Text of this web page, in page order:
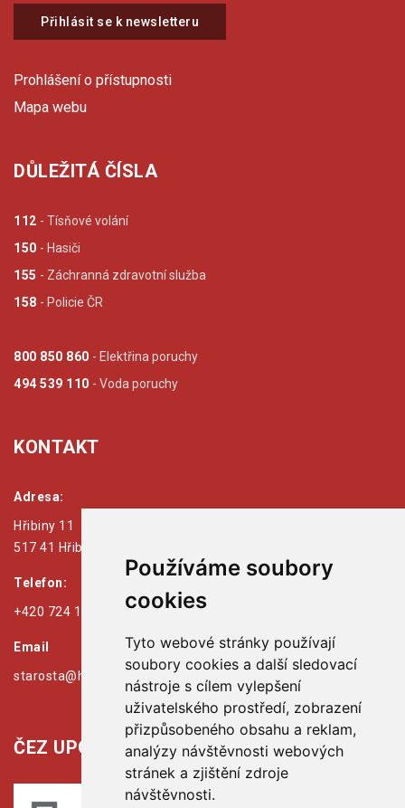
Používáme soubory
cookies
Tyto webové stránky používají
soubory cookies a další sledovací
nástroje s cílem vylepšení
uživatelského prostředí, zobrazení
přizpůsobeného obsahu a reklam,
analýzy návštěvnosti webových
stránek a zjištění zdroje
návštěvnosti.
Přihlásit se k newsletteru
Prohlášení o přístupnosti
Mapa webu
DŮLEŽITÁ ČÍSLA
112 - Tísňové volání
150 - Hasiči
155 - Záchranná zdravotní služba
158 - Policie ČR
800 850 860 - Elektřina poruchy
494 539 110 - Voda poruchy
KONTAKT
Adresa:
Hřibiny 11
517 41 Hřibiny - Ledská
Telefon:
+420 724 179 125
Email
starosta@hribiny-ledska.cz
ČEZ UPOZORŇUJE: